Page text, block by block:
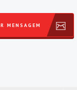
MENSAGEM